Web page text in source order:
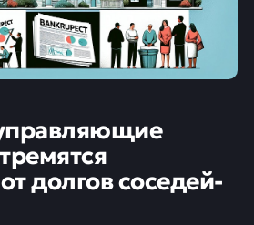
долгов соседей-